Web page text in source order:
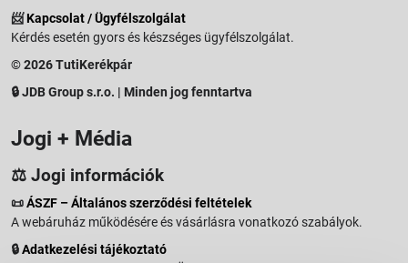
📨Kapcsolat / Ügyfélszolgálat
Kérdés esetén gyors és készséges ügyfélszolgálat.
© 2026 TutiKerékpár
🔒 JDB Group s.r.o. | Minden jog fenntartva
Jogi + Média
⚖️ Jogi információk
📜ÁSZF – Általános szerződési feltételek
A webáruház működésére és vásárlásra vonatkozó szabályok.
🔒Adatkezelési tájékoztató